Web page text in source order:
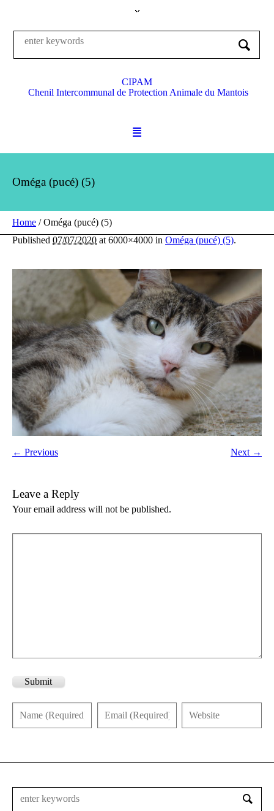
CIPAM
Chenil Intercommunal de Protection Animale du Mantois
Oméga (pucé) (5)
Home /Oméga (pucé) (5)
Published 07/07/2020 at 6000×4000 in Oméga (pucé) (5).
← Previous Next →
Leave a Reply
Your email address will not be published.
Submit